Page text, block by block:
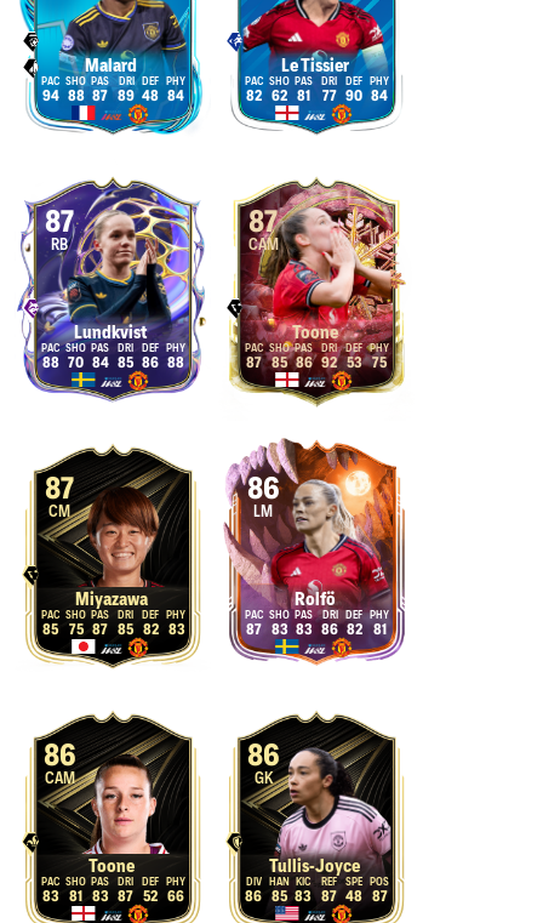
Malard
94 88 87 89 48 84
Le Tissier
82 62 81 77 90 84
87
RB
Lundkvist
88 70 84 85 86 88
87
CAM
Toone
87 85 86 92 53 75
87
CM
Miyazawa
85 75 87 85 82 83
86
LM
Rolfö
87 83 83 86 82 81
86
CAM
Toone
83 81 83 87 52 66
86
GK
Tullis-Joyce
86 85 83 87 48 87